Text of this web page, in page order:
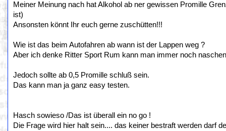
Meiner Meinung nach hat Alkohol ab ner gewissen Promille
ist)
Ansonsten könnt Ihr euch gerne zuschütten!!!
Wie ist das beim Autofahren ab wann ist der Lappen weg ?
Aber ich denke Ritter Sport Rum kann man immer noch
Jedoch sollte ab 0,5 Promille schluß sein.
Das kann man ja ganz easy testen.
Hasch sowieso /Das ist überall ein no go !
Die Frage wird hier halt sein.... das keiner bestraft werden darf